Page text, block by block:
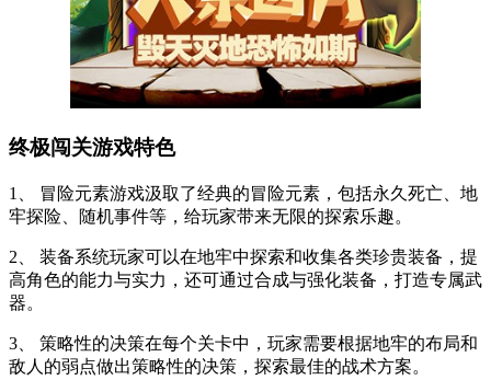
终极闯关游戏特色
1、 冒险元素游戏汲取了经典的冒险元素，包括永久死亡、地
牢探险、随机事件等，给玩家带来无限的探索乐趣。
2、 装备系统玩家可以在地牢中探索和收集各类珍贵装备，提
高角色的能力与实力，还可通过合成与强化装备，打造专属武
器。
3、 策略性的决策在每个关卡中，玩家需要根据地牢的布局和
敌人的弱点做出策略性的决策，探索最佳的战术方案。